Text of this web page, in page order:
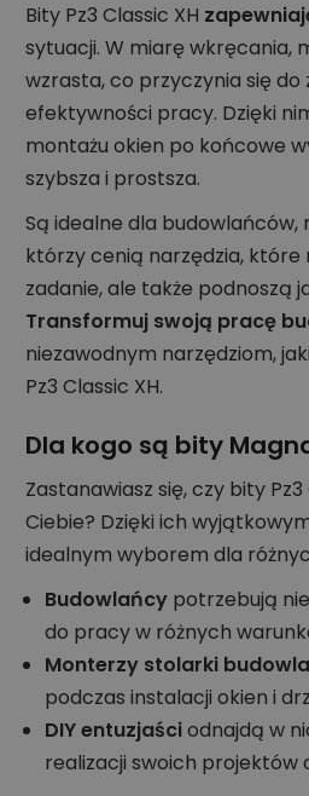
Bity Pz3 Classic XH
sytuacji. W miarę wkręcania,
wzrasta, co przyczynia się do
efektywności pracy. Dzięki
montażu okien po końcowe
szybsza i prostsza.
Są idealne dla
którzy cenią narzędzia, które
zadanie, ale także podnoszą
Transformuj swoją pracę
niezawodnym narzędziom,
Pz3 Classic XH.
Dla kogo są bity
Zastanawiasz się, czy bity
Ciebie? Dzięki ich
idealnym wyborem dla
Budowlańcy potrzebują
do pracy w różnych
Monterzy stolarki
podczas instalacji okien i
DIY entuzjaściodnajdą w
realizacji swoich projektów